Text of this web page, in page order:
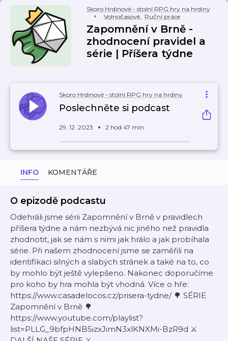
Skoro Hrdinové - stolní RPG hry na hrdiny
Volnočasové, Ruční práce
Zapomnění v Brně -
zhodnocení pravidel a
série | Příšera týdne
Skoro Hrdinové - stolní RPG hry na hrdiny
Poslechněte si podcast
29. 12. 2023 2 hod 47 min
INFO KOMENTÁŘE
O epizodě podcastu
Odehráli jsme sérii Zapomnění v Brně v pravidlech
příšera týdne a nám nezbývá nic jiného než pravidla
zhodnotit, jak se nám s nimi jak hrálo a jak probíhala
série. Při našem zhodnocení jsme se zaměřili na
identifikaci silných a slabých stránek a také na to, co
by mohlo být ještě vylepšeno. Nakonec doporučíme
pro koho by hra mohla být vhodná. Více o hře:
https://www.casadelocos.cz/prisera-tydne/ 🌳 SÉRIE
Zapomnění v Brně 🌳
https://www.youtube.com/playlist?
list=PLLG_9bfpHNB5izxJimN3xlKNXMi-BzR9d ⚔️